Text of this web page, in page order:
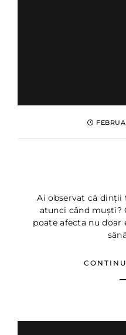
Ai observat că dinții
atunci când muști?
poate afecta nu doar